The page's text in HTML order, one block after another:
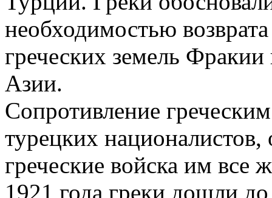
необходимостью
греческих земель
Азии.
Сопротивление
турецких
греческие войска им все
1921 года греки дошли